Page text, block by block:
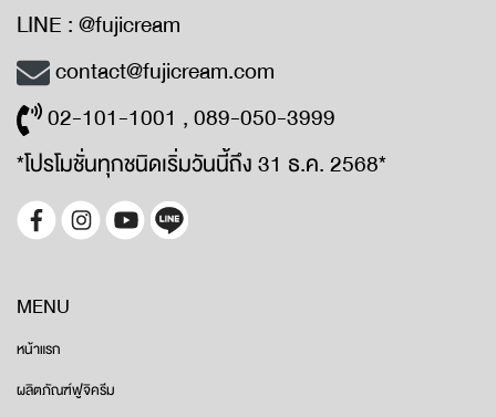
LINE : @fujicream
contact@fujicream.com
02-101-1001 , 089-050-3999
*โปรโมชั่นทุกชนิดเริ่มวันนี้ถึง 31 ธ.ค. 2568*
MENU
หน้าแรก
ผลิตภัณฑ์ฟูจิครีม